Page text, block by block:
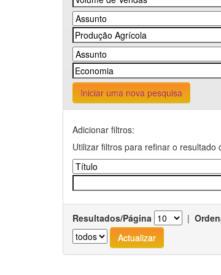
Iniciar uma nova pesquisa
Adicionar filtros:
Utilizar filtros para refinar o resultado
Resultados/Página |